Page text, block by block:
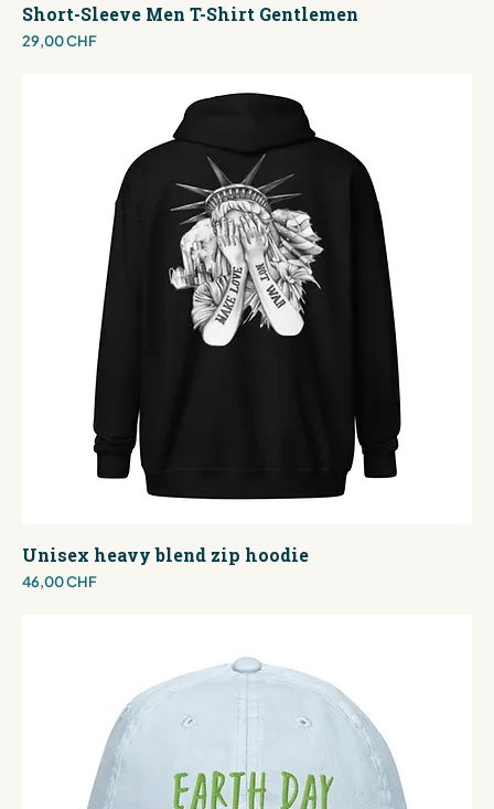
Short-Sleeve Men T-Shirt Gentlemen
Preis
29,00 CHF
Unisex heavy blend zip hoodie
Preis
46,00 CHF